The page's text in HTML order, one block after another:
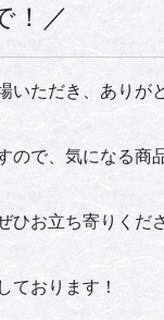
！／
いただき、ありが
ので、気になる
お立ち寄りくださ
ております！